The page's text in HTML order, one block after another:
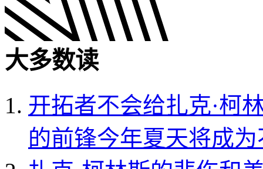
大多数读
开拓者不会给扎克·柯
的前锋今年夏天将成